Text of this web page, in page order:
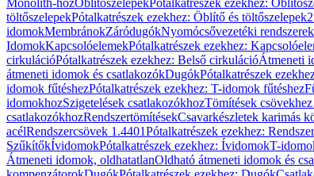
Monolith-hozÖblítőszelepekPótalkatrészek ezekhez:
töltőszelepekPótalkatrészek ezekhez: Öblítő és töltőszelepek
idomokMembránokZáródugókNyomócsővezetéki rendszerek
IdomokKapcsolóelemekPótalkatrészek ezekhez:
cirkulációPótalkatrészek ezekhez: Belső cirkulációÁtmeneti
átmeneti idomok és csatlakozókDugókPótalkatrészek
idomok fűtéshezPótalkatrészek ezekhez: T-idomok fűtéshez
idomokhozSzigetelések csatlakozókhozTömítések
csatlakozókhozRendszertömítésekCsavarkészletek karimás
acélRendszercsövek 1.4401Pótalkatrészek ezekhez:
SzűkítőkÍvidomokPótalkatrészek ezekhez: ÍvidomokT-
Átmeneti idomok, oldhatatlanOldható átmeneti idomok és